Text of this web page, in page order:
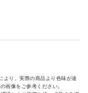
より、実際の商品より色味が違
画像をご参考ください。